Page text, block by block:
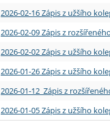
2026-02-16 Zápis z užšího
2026-02-09 Zápis z
2026-02-02 Zápis z užšího
2026-01-26 Zápis z užšího
2026-01-12 Zápis z
2026-01-05 Zápis z užšího